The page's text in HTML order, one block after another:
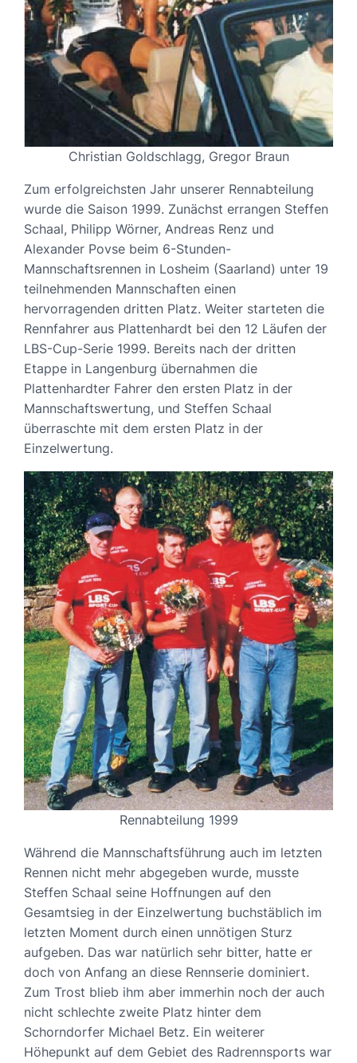
Christian Goldschlagg, Gregor Braun
Zum erfolgreichsten Jahr unserer Rennabteilung
wurde die Saison 1999. Zunächst errangen Steffen
Schaal, Philipp Wörner, Andreas Renz und
Alexander Povse beim 6-Stunden-
Mannschaftsrennen in Losheim (Saarland) unter 19
teilnehmenden Mannschaften einen
hervorragenden dritten Platz. Weiter starteten die
Rennfahrer aus Plattenhardt bei den 12 Läufen der
LBS-Cup-Serie 1999. Bereits nach der dritten
Etappe in Langenburg übernahmen die
Plattenhardter Fahrer den ersten Platz in der
Mannschaftswertung, und Steffen Schaal
überraschte mit dem ersten Platz in der
Einzelwertung.
Rennabteilung 1999
Während die Mannschaftsführung auch im letzten
Rennen nicht mehr abgegeben wurde, musste
Steffen Schaal seine Hoffnungen auf den
Gesamtsieg in der Einzelwertung buchstäblich im
letzten Moment durch einen unnötigen Sturz
aufgeben. Das war natürlich sehr bitter, hatte er
doch von Anfang an diese Rennserie dominiert.
Zum Trost blieb ihm aber immerhin noch der auch
nicht schlechte zweite Platz hinter dem
Schorndorfer Michael Betz. Ein weiterer
Höhepunkt auf dem Gebiet des Radrennsports war